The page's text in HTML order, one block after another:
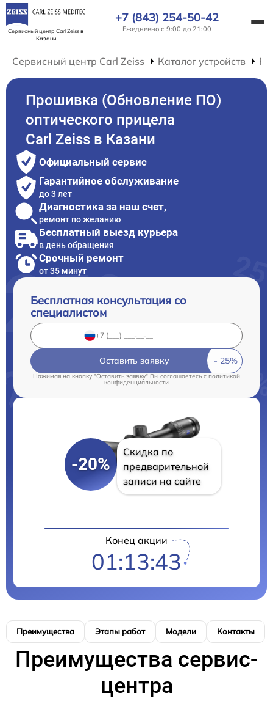
Сервисный центр Carl Zeissв
Казани
+7 (843) 254-50-42
Ежедневно с 9:00 до 21:00
Сервисный центр Carl Zeiss Каталог устройств
Прошивка (Обновление ПО)
оптического прицела
Carl Zeiss в Казани
Официальный сервис
Гарантийное обслуживание
до 3 лет
Диагностика за наш счет,
ремонт по желанию
Бесплатный выезд курьера
в день обращения
Срочный ремонт
от 35 минут
Бесплатная консультация со
специалистом
Оставить заявку
Нажимая на кнопку "Оставить заявку" Вы соглашаетесь cполитикой
конфиденциальности
-20%
Скидка по
предварительной
записи на сайте
Конец акции
01:13:43
Преимущества Этапы работ Модели Контакты
Преимущества сервис-
центра